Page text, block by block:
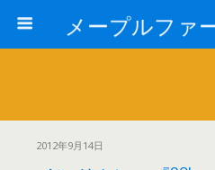
2012年9月14日